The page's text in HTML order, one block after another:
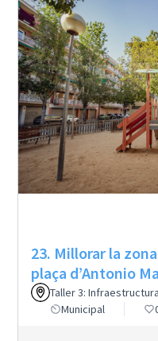
23. Millorar la
plaça d’Antonio
Taller 3:
Municipal